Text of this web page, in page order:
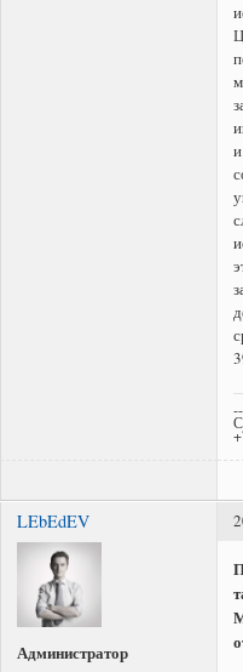
LEbEdEV
Администратор